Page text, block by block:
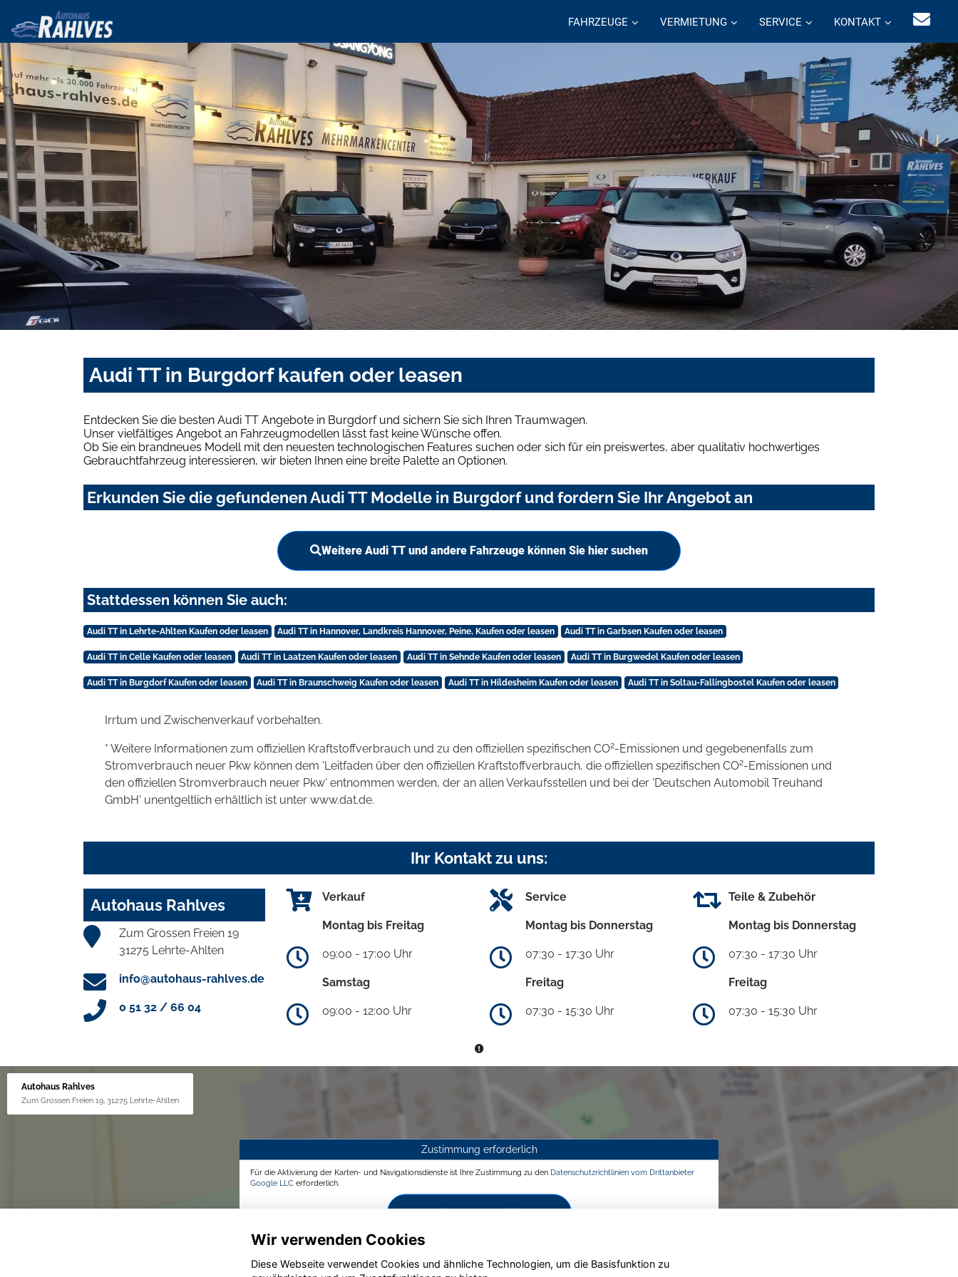
FAHRZEUGE VERMIETUNG SERVICE KONTAKT
Audi TT in Burgdorf kaufen oder leasen
Entdecken Sie die besten Audi TT Angebote in Burgdorf und sichern Sie sich Ihren Traumwagen.
Unser vielfältiges Angebot an Fahrzeugmodellen lässt fast keine Wünsche offen.
Ob Sie ein brandneues Modell mit den neuesten technologischen Features suchen oder sich für ein preiswertes, aber qualitativ hochwertiges
Gebrauchtfahrzeug interessieren, wir bieten Ihnen eine breite Palette an Optionen.
Erkunden Sie die gefundenen Audi TT Modelle in Burgdorf und fordern Sie Ihr Angebot an
Weitere Audi TT und andere Fahrzeuge können Sie hier suchen
Stattdessen können Sie auch:
Audi TT in Lehrte-Ahlten Kaufen oder leasen Audi TT in Hannover, Landkreis Hannover, Peine, Kaufen oder leasen Audi TT in Garbsen Kaufen oder leasen
Audi TT in Celle Kaufen oder leasen Audi TT in Laatzen Kaufen oder leasen Audi TT in Sehnde Kaufen oder leasen Audi TT in Burgwedel Kaufen oder leasen
Audi TT in Burgdorf Kaufen oder leasen Audi TT in Braunschweig Kaufen oder leasen Audi TT in Hildesheim Kaufen oder leasen Audi TT in Soltau-Fallingbostel Kaufen oder leasen
Irrtum und Zwischenverkauf vorbehalten.
* Weitere Informationen zum offiziellen Kraftstoffverbrauch und zu den offiziellen spezifischen CO2-Emissionen und gegebenenfalls zum
Stromverbrauch neuer Pkw können dem 'Leitfaden über den offiziellen Kraftstoffverbrauch, die offiziellen spezifischen CO2-Emissionen und
den offiziellen Stromverbrauch neuer Pkw' entnommen werden, der an allen Verkaufsstellen und bei der 'Deutschen Automobil Treuhand
GmbH' unentgeltlich erhältlich ist unter www.dat.de.
Ihr Kontakt zu uns:
Autohaus Rahlves
Zum Grossen Freien 19
31275 Lehrte-Ahlten
info@autohaus-rahlves.de
0 51 32 / 66 04
Verkauf
Montag bis Freitag
09:00 - 17:00 Uhr
Samstag
09:00 - 12:00 Uhr
Service
Montag bis Donnerstag
07:30 - 17:30 Uhr
Freitag
07:30 - 15:30 Uhr
Teile & Zubehör
Montag bis Donnerstag
07:30 - 17:30 Uhr
Freitag
07:30 - 15:30 Uhr
Autohaus Rahlves
Zum Grossen Freien 19, 31275 Lehrte-Ahlten
Zustimmung erforderlich
Für die Aktivierung der Karten- und Navigationsdienste ist Ihre Zustimmung zu den Datenschutzrichtlinien vom Drittanbieter
Google LLC erforderlich.
Wir verwenden Cookies
Diese Webseite verwendet Cookies und ähnliche Technologien, um die Basisfunktion zu